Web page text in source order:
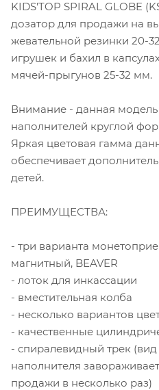
KIDS'TOP SPIRAL GLOBE
дозатор для продажи на
жевательной резинки 20-
игрушек и бахил в
мячей-прыгунов 25-32 мм.
Внимание - данная модель
наполнителей круглой
Яркая цветовая гамма
обеспечивает
детей.
ПРЕИМУЩЕСТВА:
- три варианта
магнитный, BEAVER
- лоток для инкассации
- вместительная колба
- несколько вариантов
- качественные
- спиралевидный трек
наполнителя
продажи в несколько раз)